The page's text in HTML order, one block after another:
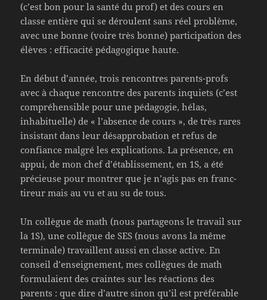
(c’est bon pour la santé du prof) et des cours en
classe entière qui se déroulent sans réel problème,
avec une bonne (voire très bonne) participation des
élèves : efficacité pédagogique haute.
En début d’année, trois rencontres parents-profs
avec à chaque rencontre des parents inquiets (c’est
compréhensible pour une pédagogie, hélas,
inhabituelle) de « l’absence de cours », de très rares
insistant dans leur désapprobation et refus de
confiance malgré les explications. La présence, en
appui, de mon chef d’établissement, en 1S, a été
précieuse pour montrer que je n’agis pas en franc-
tireur mais au vu et au su de tous.
Un collègue de math (nous partageons le travail sur
la 1S), une collègue de SES (nous avons la même
terminale) travaillent aussi en classe active. En
conseil d’enseignement, mes collègues de math
formulaient des craintes sur les réactions des
parents : que dire d’autre sinon qu’il est préférable